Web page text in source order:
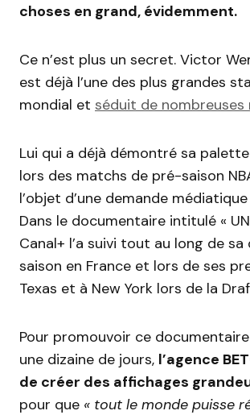
choses en grand, évidemment.
Ce n’est plus un secret. Victor
est déjà l’une des plus grandes
mondial et séduit de nombreuses
Lui qui a déjà démontré sa
lors des matchs de pré-saison
l’objet d’une demande
Dans le documentaire intitulé «
Canal+ l’a suivi tout au long de sa
saison en France et lors de ses
Texas et à New York lors de la
Pour promouvoir ce
une dizaine de jours, l’agence
de créer des affichages
pour que « tout le monde puisse